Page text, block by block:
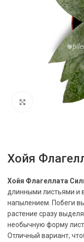
Нажмите,
Хойя
Хойя Флагеллата
длинными листьями и
напылением. Побеги
растение сразу
необычную форму
Отличный вариант,